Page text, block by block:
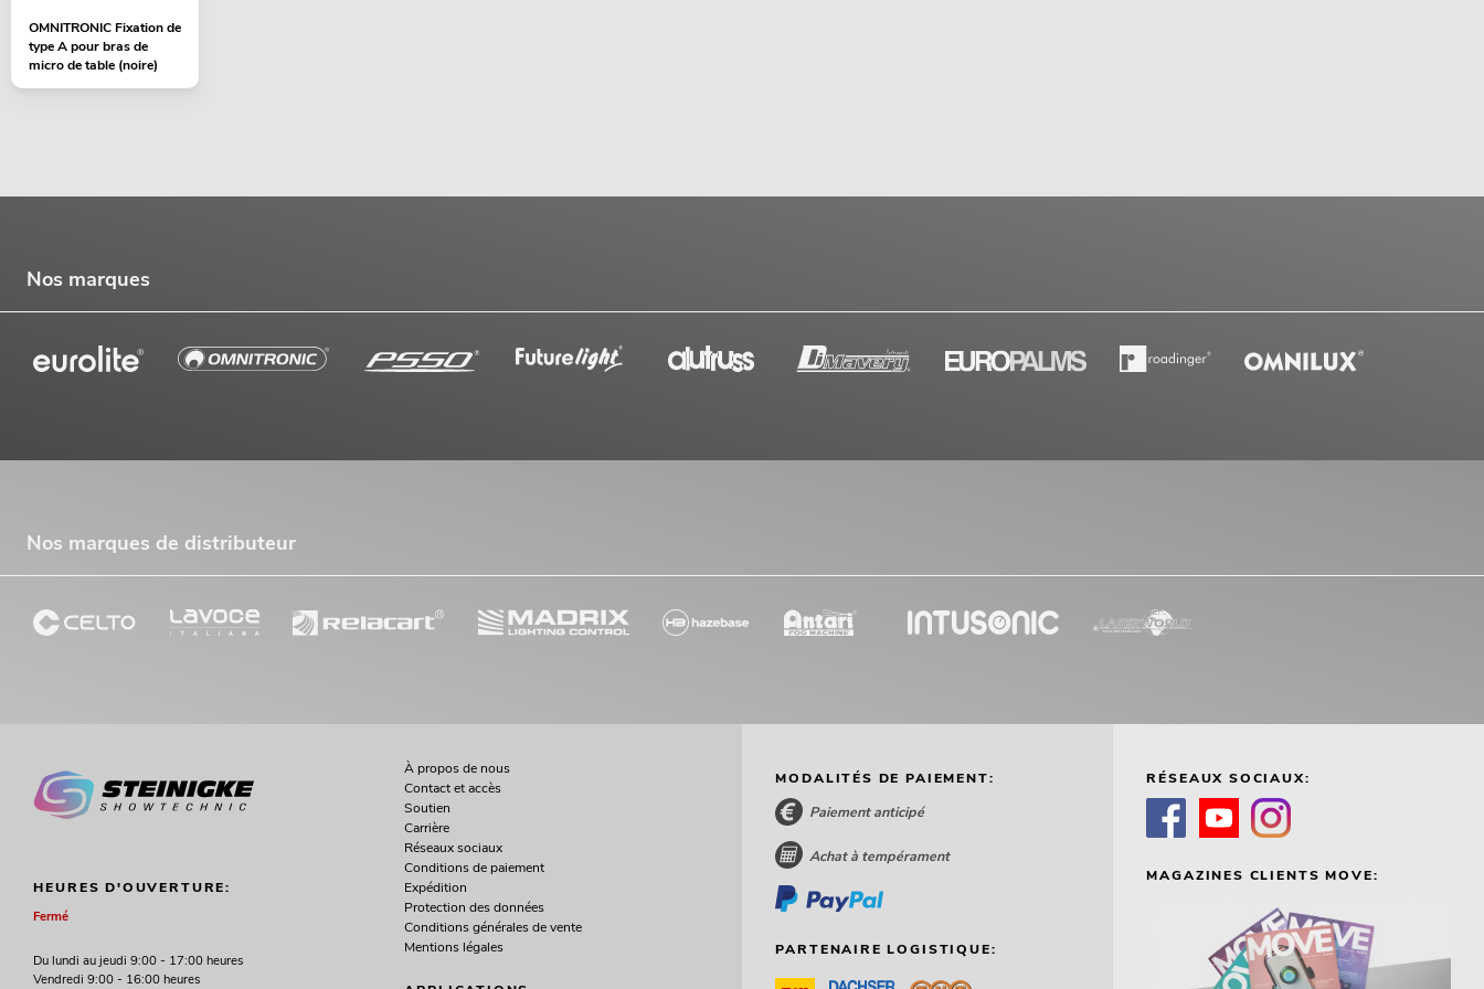
OMNITRONIC Fixation de
type A pour bras de
micro de table (noire)
Nos marques
Nos marques de distributeur
HEURES D'OUVERTURE:
Fermé
Du lundi au jeudi 9:00 - 17:00 heures
Vendredi 9:00 - 16:00 heures
À propos de nous
Contact et accès
Soutien
Carrière
Réseaux sociaux
Conditions de paiement
Expédition
Protection des données
Conditions générales de vente
Mentions légales
MODALITÉS DE PAIEMENT:
Paiement anticipé
Achat à tempérament
PARTENAIRE LOGISTIQUE:
RÉSEAUX SOCIAUX:
MAGAZINES CLIENTS MOVE: